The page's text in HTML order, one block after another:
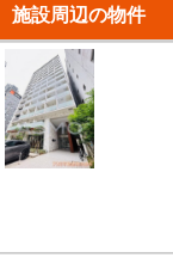
施設周辺の物件